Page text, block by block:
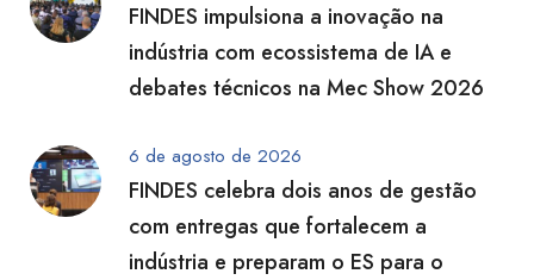
FINDES impulsiona a inovação na
indústria com ecossistema de IA e
debates técnicos na Mec Show 2026
6 de agosto de 2026
FINDES celebra dois anos de gestão
com entregas que fortalecem a
indústria e preparam o ES para o